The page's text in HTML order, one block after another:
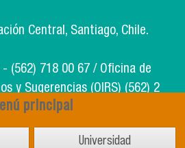
principal
Universidad
Central, Santiago, Chile.
- (562) 718 00 67 / Oficina de
y Sugerencias (OIRS) (562) 2